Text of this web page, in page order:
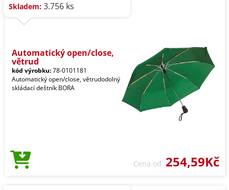
Skladem: 3.756 ks
Automatický open/close,
větrud
kód výrobku:78-0101181
Automatický open/close, větrudodolný
skládací deštník BORA
Cena od 254,59Kč